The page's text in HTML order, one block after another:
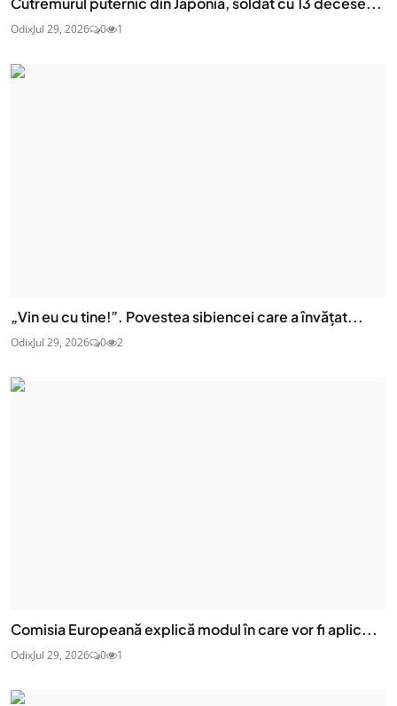
OdixJul 29, 2026 0 1
„Vin eu cu tine!”. Povestea sibiencei care a învățat...
OdixJul 29, 2026 0 2
Comisia Europeană explică modul în care vor fi aplic...
OdixJul 29, 2026 0 1